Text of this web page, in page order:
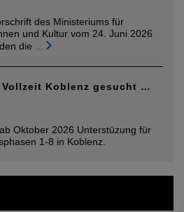
des Ministeriums für
und Kultur vom 24. Juni 2026
die
Koblenz gesucht …
Oktober 2026 Unterstüzung für
1-8 in Koblenz.